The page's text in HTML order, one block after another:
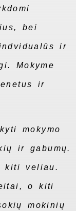
bei
ir
Mokyme
ir
mokymo
ir gabumų.
kiti veliau.
o kiti
mokinių